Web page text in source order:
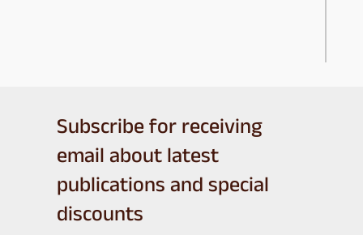
Subscribe for receiving
email about latest
publications and special
discounts